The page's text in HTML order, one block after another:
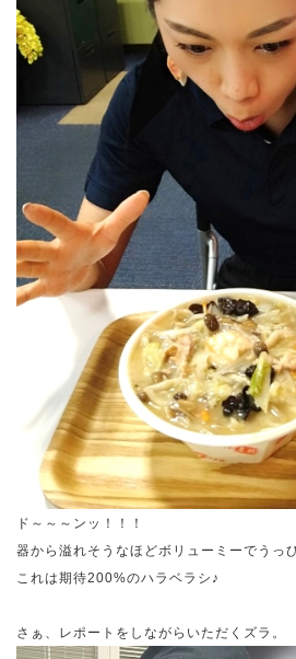
ド～～～ンッ！！！
器から溢れそうなほどボリューミーでうっ
これは期待200%のハラベラシ♪
さぁ、レポートをしながらいただくズラ。